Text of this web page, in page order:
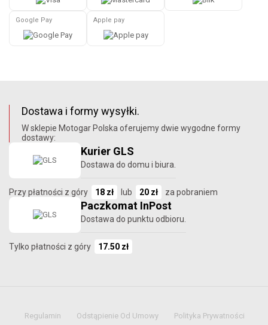
Google Pay Apple pay
Dostawa i formy wysyłki.
W sklepie Motogar Polska oferujemy dwie wygodne formy
dostawy:
Kurier GLS
Dostawa do domu i biura.
Przy płatności z góry 18 zł lub 20 zł za pobraniem
Paczkomat InPost
Dostawa do punktu odbioru.
Tylko płatności z góry 17.50 zł
Regulamin Odstąpienie Od Umowy Polityka Prywatności